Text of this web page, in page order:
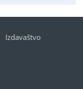
Izdavaštvo